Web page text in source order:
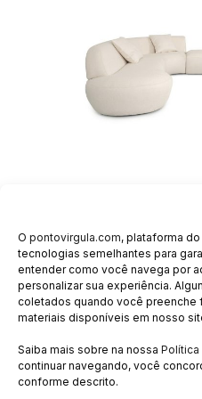
O pontovirgula.com, plataforma do
tecnologias semelhantes para
entender como você navega por
personalizar sua experiência.
coletados quando você preenche
materiais disponíveis em nosso
Saiba mais sobre na nossa Política
continuar navegando, você
conforme descrito.
CUIDADOS E